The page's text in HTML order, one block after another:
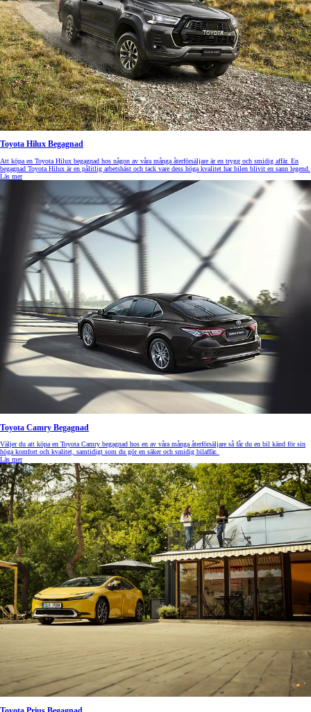
Toyota Hilux Begagnad
Att köpa en Toyota Hilux begagnad hos någon av våra många återförsäljare är en trygg och smidig affär. En
begagnad Toyota Hilux är en pålitlig arbetshäst och tack vare dess höga kvalitet har bilen blivit en sann legend.
Läs mer
Toyota Camry Begagnad
Väljer du att köpa en Toyota Camry begagnad hos en av våra många återförsäljare så får du en bil känd för sin
höga komfort och kvalitet, samtidigt som du gör en säker och smidig bilaffär.
Läs mer